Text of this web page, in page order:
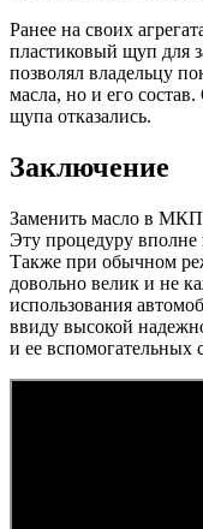
Ранее на своих
пластиковый щуп для
позволял владельцу
масла, но и его
щупа отказались.
Заключение
Заменить масло в
Эту процедуру вполне
Также при обычном
довольно велик и не
использования
ввиду высокой
и ее вспомогательных